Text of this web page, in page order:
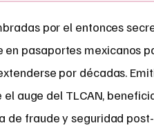
por el entonces
pasaportes mexicanos
por décadas.
auge del TLCAN,
de fraude y seguridad